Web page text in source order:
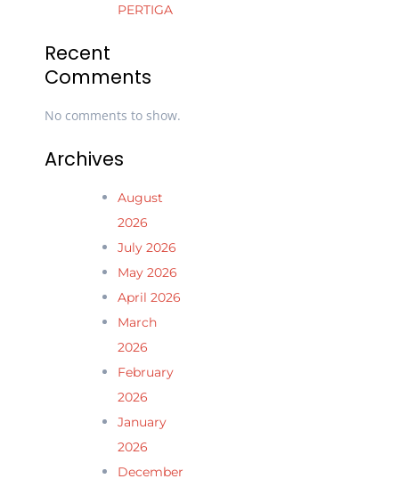
PERTIGA
Recent
Comments
No comments to show.
Archives
August
2026
July 2026
May 2026
April 2026
March
2026
February
2026
January
2026
December